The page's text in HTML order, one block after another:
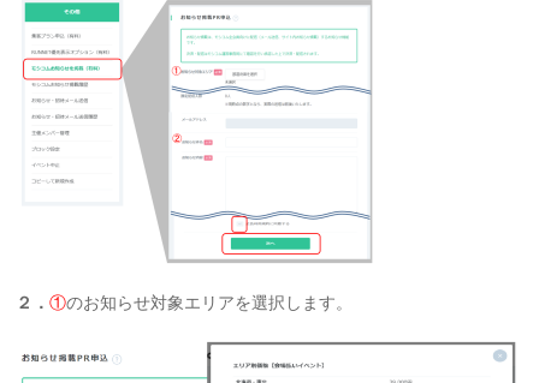
２．①のお知らせ対象エリアを選択します。